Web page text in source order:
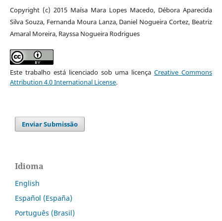
Copyright (c) 2015 Maísa Mara Lopes Macedo, Débora Aparecida
Silva Souza, Fernanda Moura Lanza, Daniel Nogueira Cortez, Beatriz
Amaral Moreira, Rayssa Nogueira Rodrigues
Este trabalho está licenciado sob uma licençaCreative Commons
Attribution 4.0 International License.
Enviar Submissão
Idioma
English
Español (España)
Português (Brasil)